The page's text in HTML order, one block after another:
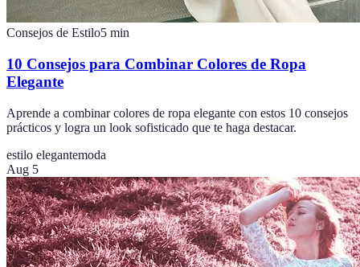
Consejos de Estilo5 min
10 Consejos para Combinar Colores de Ropa
Elegante
Aprende a combinar colores de ropa elegante con estos 10 consejos
prácticos y logra un look sofisticado que te haga destacar.
estilo elegantemoda
Aug 5